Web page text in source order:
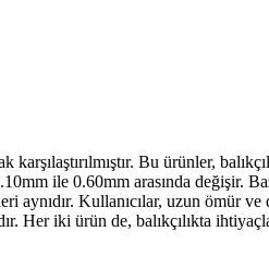
Bu ürünler,
ile 0.60mm arasında değişir.
Kullanıcılar, uzun ömür ve
Her iki ürün de, balıkçılıkta